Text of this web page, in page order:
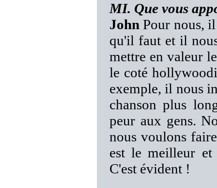
MI. Que vous
John Pour nous,
qu'il faut et il
mettre en valeur
le coté
exemple, il nous
chanson plus
peur aux gens.
nous voulons
est le meilleur et
C'est évident !